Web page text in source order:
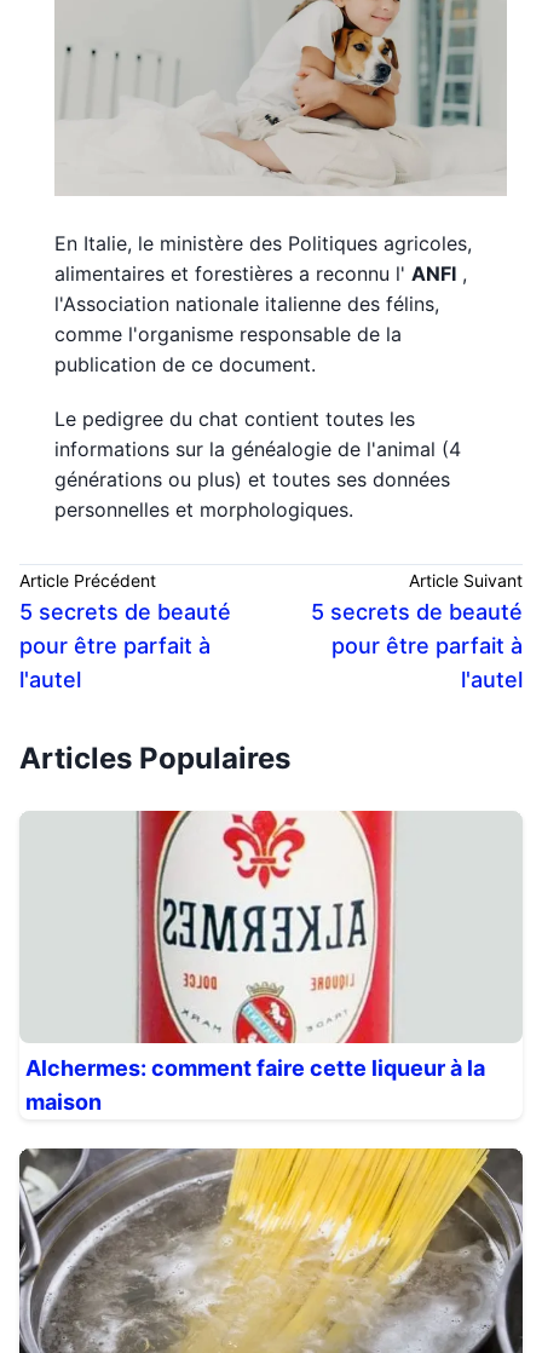
En Italie, le ministère des Politiques agricoles,
alimentaires et forestières a reconnu l' ANFI ,
l'Association nationale italienne des félins,
comme l'organisme responsable de la
publication de ce document.
Le pedigree du chat contient toutes les
informations sur la généalogie de l'animal (4
générations ou plus) et toutes ses données
personnelles et morphologiques.
Article Précédent
5 secrets de beauté
pour être parfait à
l'autel
Article Suivant
5 secrets de beauté
pour être parfait à
l'autel
Articles Populaires
Alchermes: comment faire cette liqueur à la
maison